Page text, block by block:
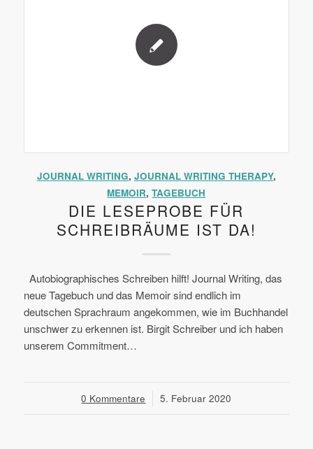
JOURNAL WRITING, JOURNAL WRITING THERAPY,
MEMOIR,TAGEBUCH
DIE LESEPROBE FÜR
SCHREIBRÄUME IST DA!
Autobiographisches Schreiben hilft! Journal Writing, das
neue Tagebuch und das Memoir sind endlich im
deutschen Sprachraum angekommen, wie im Buchhandel
unschwer zu erkennen ist. Birgit Schreiber und ich haben
unserem Commitment…
0 Kommentare
/ 5. Februar 2020